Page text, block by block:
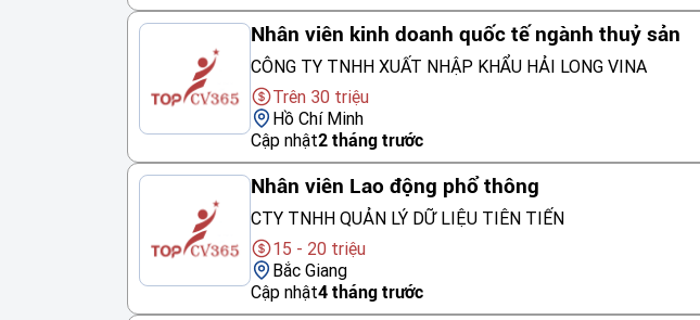
Nhân viên kinh doanh quốc tế ngành thuỷ sản
CÔNG TY TNHH XUẤT NHẬP KHẨU HẢI LONG VINA
Trên 30 triệu
Hồ Chí Minh
Cập nhật2 tháng trước
Nhân viên Lao động phổ thông
CTY TNHH QUẢN LÝ DỮ LIỆU TIÊN TIẾN
15 - 20 triệu
Bắc Giang
Cập nhật4 tháng trước